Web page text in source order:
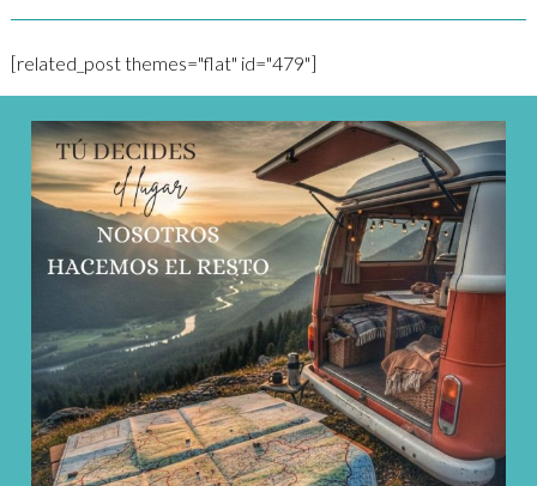
[related_post themes="flat" id="479"]